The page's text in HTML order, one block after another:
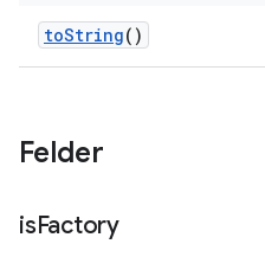
toString()
Felder
isFactory